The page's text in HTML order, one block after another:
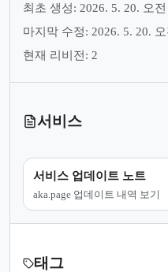
최초 생성: 2026. 5. 20. 오전
마지막 수정: 2026. 5. 20.
현재 리비전: 2
서비스
서비스 업데이트 노트
aka.page 업데이트 내역 보기
태그